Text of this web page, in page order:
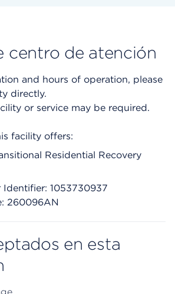
centro de atención
and hours of operation, please
directly.
or service may be required.
facility offers:
Residential Recovery
Identifier: 1053730937
260096AN
en esta